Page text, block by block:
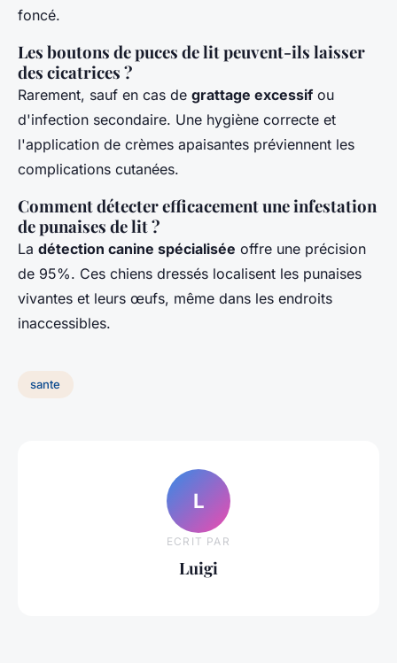
foncé.
Les boutons de puces de lit peuvent-ils laisser
des cicatrices ?
Rarement, sauf en cas de grattage excessifou
d'infection secondaire. Une hygiène correcte et
l'application de crèmes apaisantes préviennent les
complications cutanées.
Comment détecter efficacement une infestation
de punaises de lit ?
La détection canine spécialisée offre une précision
de 95%. Ces chiens dressés localisent les punaises
vivantes et leurs œufs, même dans les endroits
inaccessibles.
sante
L
ECRIT PAR
Luigi